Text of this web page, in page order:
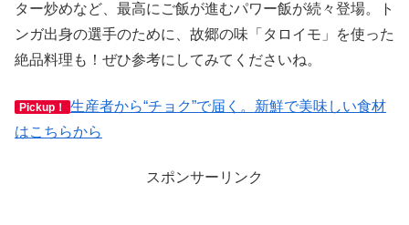
ター炒めなど、最高にご飯が進むパワー飯が続々登場。ト
ンガ出身の選手のために、故郷の味「タロイモ」を使った
絶品料理も！ぜひ参考にしてみてくださいね。
Pickup！
生産者から“チョク”で届く。新鮮で美味しい食材
はこちらから
スポンサーリンク